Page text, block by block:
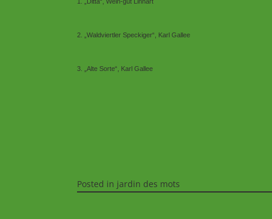
2. „Waldviertler Speckiger“, Karl Gallee
3. „Alte Sorte“, Karl Gallee
Posted in jardin des mots